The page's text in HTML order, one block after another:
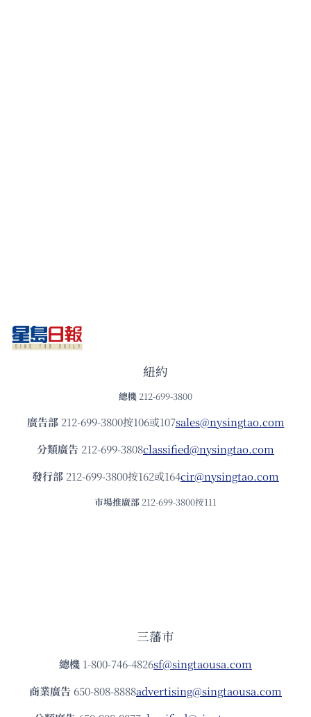
紐約
總機 212-699-3800
廣告部212-699-3800按106或107sales@nysingtao.com
分類廣告 212-699-3808classified@nysingtao.com
發⾏部 212-699-3800按162或164cir@nysingtao.com
市場推廣部 212-699-3800按111
三藩市
總機 1-800-746-4826sf@singtaousa.com
商業廣告 650-808-8888advertising@singtaousa.com